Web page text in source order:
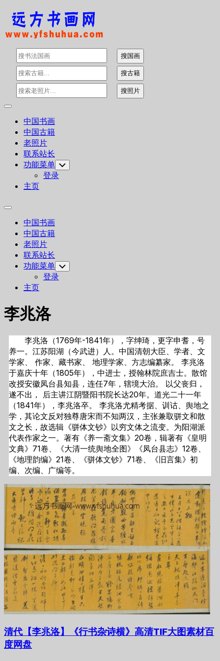
Skip
content
Expand
中国书画
中国古籍
老照片
联系站长
功能菜单 Toggle
Child
Menu
登录
主页
Expand
中国书画
中国古籍
老照片
联系站长
功能菜单 Toggle
Child
Menu
登录
主页
李兆洛
李兆洛（1769年-1841年），字绅琦，更字申耆，号
养一。江苏阳湖（今武进）人。中国清朝大臣、学者、文
学家、 作家、藏书家、 地理学家、方志编纂家。 李兆洛
于嘉庆十年（1805年），中进士，授翰林院庶吉士。散馆
改授安徽凤台县知县，连任7年，辖境大治。 以父丧归，
遂不出， 后主讲江阴暨阳书院长达20年。道光二十一年
（1841年），李兆洛卒。 李兆洛尤精考据、训诂、舆地之
学，其论文反对独尊唐宋而不知两汉，主张兼取骈文和散
文之长，故选辑《骈体文钞》以穷文体之流变。为阳湖派
代表作家之一。著有《养一斋文集》20卷，辑著有《皇明
文典》71卷、《大清一统舆地全图》《凤台县志》12卷、
《地理韵编》21卷、《骈体文钞》71卷、《旧言集》初
编、次编、广编等。
清代【李兆洛】《行书杂诗横》高清TIF大图素材百
度网盘